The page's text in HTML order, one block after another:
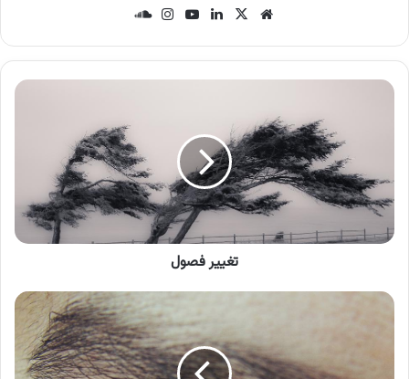
وب
ت
X
لینک یوتی این
گرام کلو
د
ت
ف
ص
ل
تغییر فصول
خ